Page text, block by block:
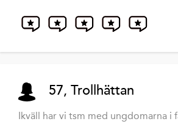
57, Trollhättan
Ikväll har vi tsm med ungdomarna i